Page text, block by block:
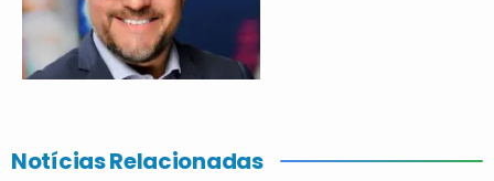
Notícias Relacionadas